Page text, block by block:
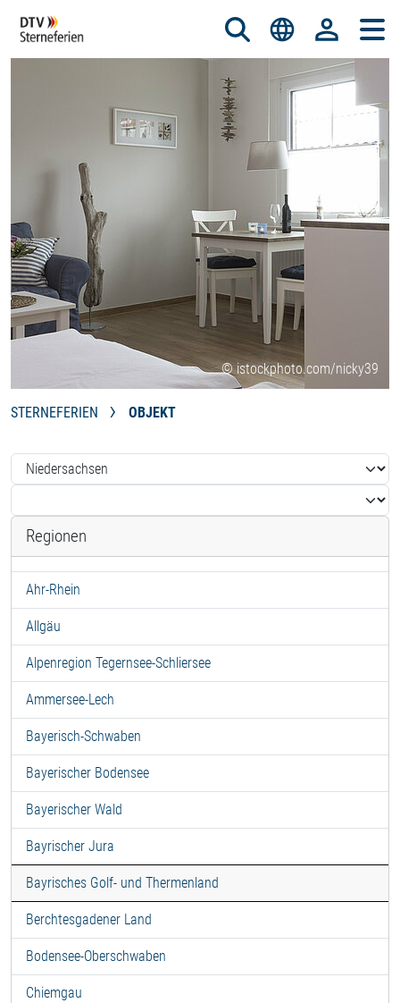
© istockphoto.com/nicky39
STERNEFERIEN OBJEKT
Regionen
Ahr-Rhein
Allgäu
Alpenregion Tegernsee-Schliersee
Ammersee-Lech
Bayerisch-Schwaben
Bayerischer Bodensee
Bayerischer Wald
Bayrischer Jura
Bayrisches Golf- und Thermenland
Berchtesgadener Land
Bodensee-Oberschwaben
Chiemgau